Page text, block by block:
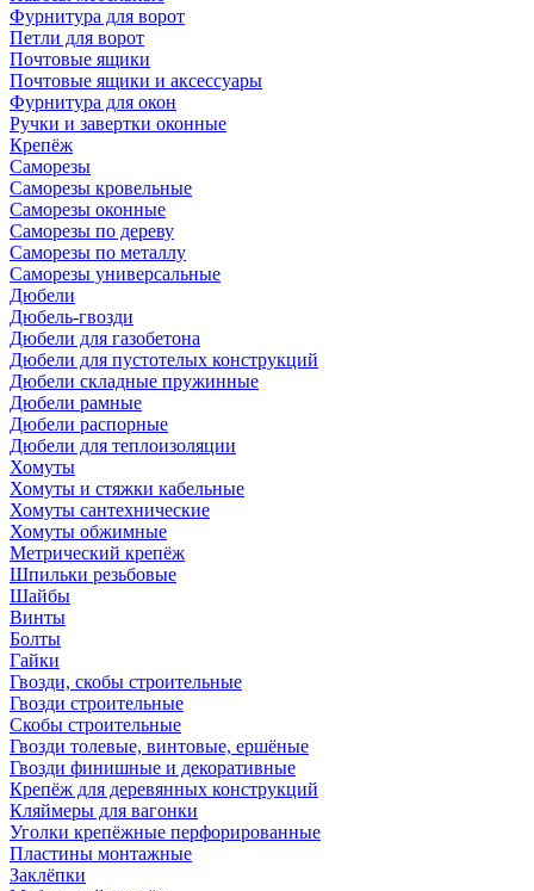
Фурнитура для ворот
Петли для ворот
Почтовые ящики
Почтовые ящики и аксессуары
Фурнитура для окон
Ручки и завертки оконные
Крепёж
Саморезы
Саморезы кровельные
Саморезы оконные
Саморезы по дереву
Саморезы по металлу
Саморезы универсальные
Дюбели
Дюбель-гвозди
Дюбели для газобетона
Дюбели для пустотелых конструкций
Дюбели складные пружинные
Дюбели рамные
Дюбели распорные
Дюбели для теплоизоляции
Хомуты
Хомуты и стяжки кабельные
Хомуты сантехнические
Хомуты обжимные
Метрический крепёж
Шпильки резьбовые
Шайбы
Винты
Болты
Гайки
Гвозди, скобы строительные
Гвозди строительные
Скобы строительные
Гвозди толевые, винтовые, ершёные
Гвозди финишные и декоративные
Крепёж для деревянных конструкций
Кляймеры для вагонки
Уголки крепёжные перфорированные
Пластины монтажные
Заклёпки